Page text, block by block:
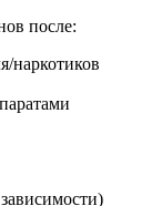
после:
наркотиков